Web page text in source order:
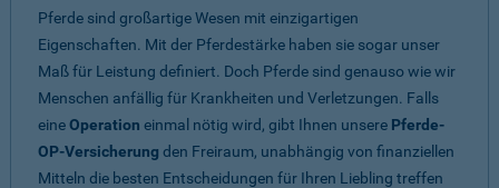
Pferde sind großartige Wesen mit einzigartigen
Eigenschaften. Mit der Pferdestärke haben sie sogar unser
Maß für Leistung definiert. Doch Pferde sind genauso wie wir
Menschen anfällig für Krankheiten und Verletzungen. Falls
eineOperation einmal nötig wird, gibt Ihnen unsere Pferde-
OP-Versicherung den Freiraum, unabhängig von finanziellen
Mitteln die besten Entscheidungen für Ihren Liebling treffen